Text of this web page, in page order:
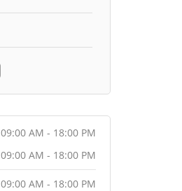
09:00 AM - 18:00 PM
09:00 AM - 18:00 PM
09:00 AM - 18:00 PM